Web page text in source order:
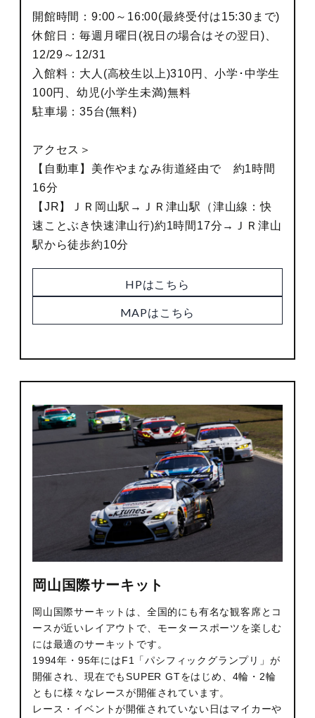
開館時間：9:00～16:00(最終受付は15:30まで)
休館日：毎週月曜日(祝日の場合はその翌日)、
12/29～12/31
入館料：大人(高校生以上)310円、小学･中学生
100円、幼児(小学生未満)無料
駐車場：35台(無料)
アクセス＞
【自動車】美作やまなみ街道経由で 約1時間
16分
【JR】ＪＲ岡山駅→ＪＲ津山駅（津山線：快
速ことぶき快速津山行)約1時間17分→ＪＲ津山
駅から徒歩約10分
HPはこちら
MAPはこちら
岡山国際サーキット
岡山国際サーキットは、全国的にも有名な観客席とコ
ースが近いレイアウトで、モータースポーツを楽しむ
には最適のサーキットです。
1994年・95年にはF1「パシフィックグランプリ」が
開催され、現在でもSUPER GTをはじめ、4輪・2輪
ともに様々なレースが開催されています。
レース・イベントが開催されていない日はマイカーや